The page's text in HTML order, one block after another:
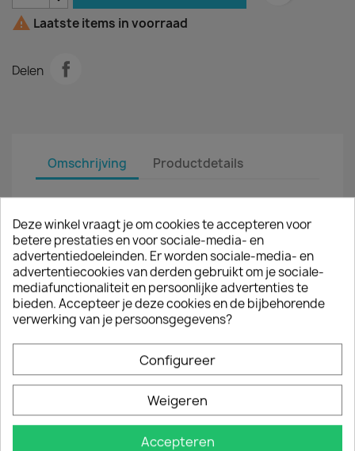
 Laatste items in voorraad
Delen
Omschrijving Productdetails
Artiest :Bliksem
Titel :Face The Evil
LP :12"
EAN :8436022624306
Jaar :2013
Tracklist
The Life On Which I Feed
These Tales Of Tragedy
Dead End Road
Deze winkel vraagt je om cookies te accepteren voor
betere prestaties en voor sociale-media- en
advertentiedoeleinden. Er worden sociale-media- en
advertentiecookies van derden gebruikt om je sociale-
mediafunctionaliteit en persoonlijke advertenties te
bieden. Accepteer je deze cookies en de bijbehorende
verwerking van je persoonsgegevens?
Configureer
Weigeren
Accepteren